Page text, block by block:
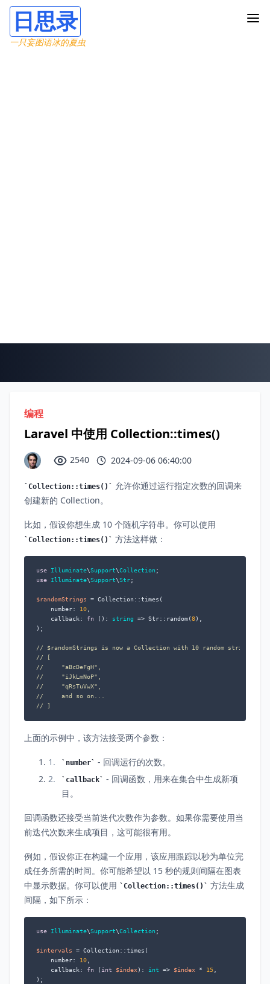
日思录
一只妄图语冰的夏虫
编程
Laravel 中使用 Collection::times()
2540 2024-09-06 06:40:00
Collection::times()
允许你通过运行指定次数的回调来
创建新的 Collection。
比如，假设你想生成 10 个随机字符串。你可以使用
Collection::times() 方法这样做：
use Illuminate\Support\Collection
use
Illuminate\Support\Str;
$randomStrings = Collection::times(
    number:
10,
    callback:
fn ( ): string => Str::random(8),
);
// $randomStrings is now a Collection with 10 random strings:
// [
//     "aBcDeFgH",
//     "iJkLmNoP",
//     "qRsTuVwX",
//     and so on...
// ]
上面的示例中，该方法接受两个参数：
number - 回调运行的次数。
callback
- 回调函数，用来在集合中生成新项
目。
回调函数还接受当前迭代次数作为参数。如果你需要使用当
前迭代次数来生成项目，这可能很有用。
例如，假设你正在构建一个应用，该应用跟踪以秒为单位完
成任务所需的时间。你可能希望以 15 秒的规则间隔在图表
中显示数据。你可以使用
Collection::times()
方法生成
间隔，如下所示：
use Illuminate\Support\Collection ;
$intervals = Collection::times(
    number:
10,
    callback:
fn ( int $index): int => $index * 15,
);